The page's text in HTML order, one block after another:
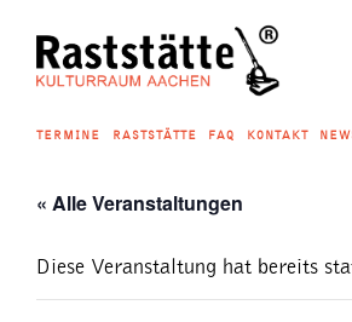
Inhalt
TERMINE RASTSTÄTTE FAQ KONTAKT
« Alle Veranstaltungen
Diese Veranstaltung hat bereits